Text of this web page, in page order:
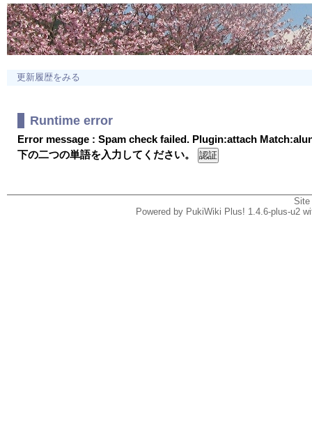
更新履歴をみる
Runtime error
Error message : Spam check failed. Plugin:attach
下の二つの単語を入力してください。
Powered by PukiWiki Plus! 1.4.6-plus-u2